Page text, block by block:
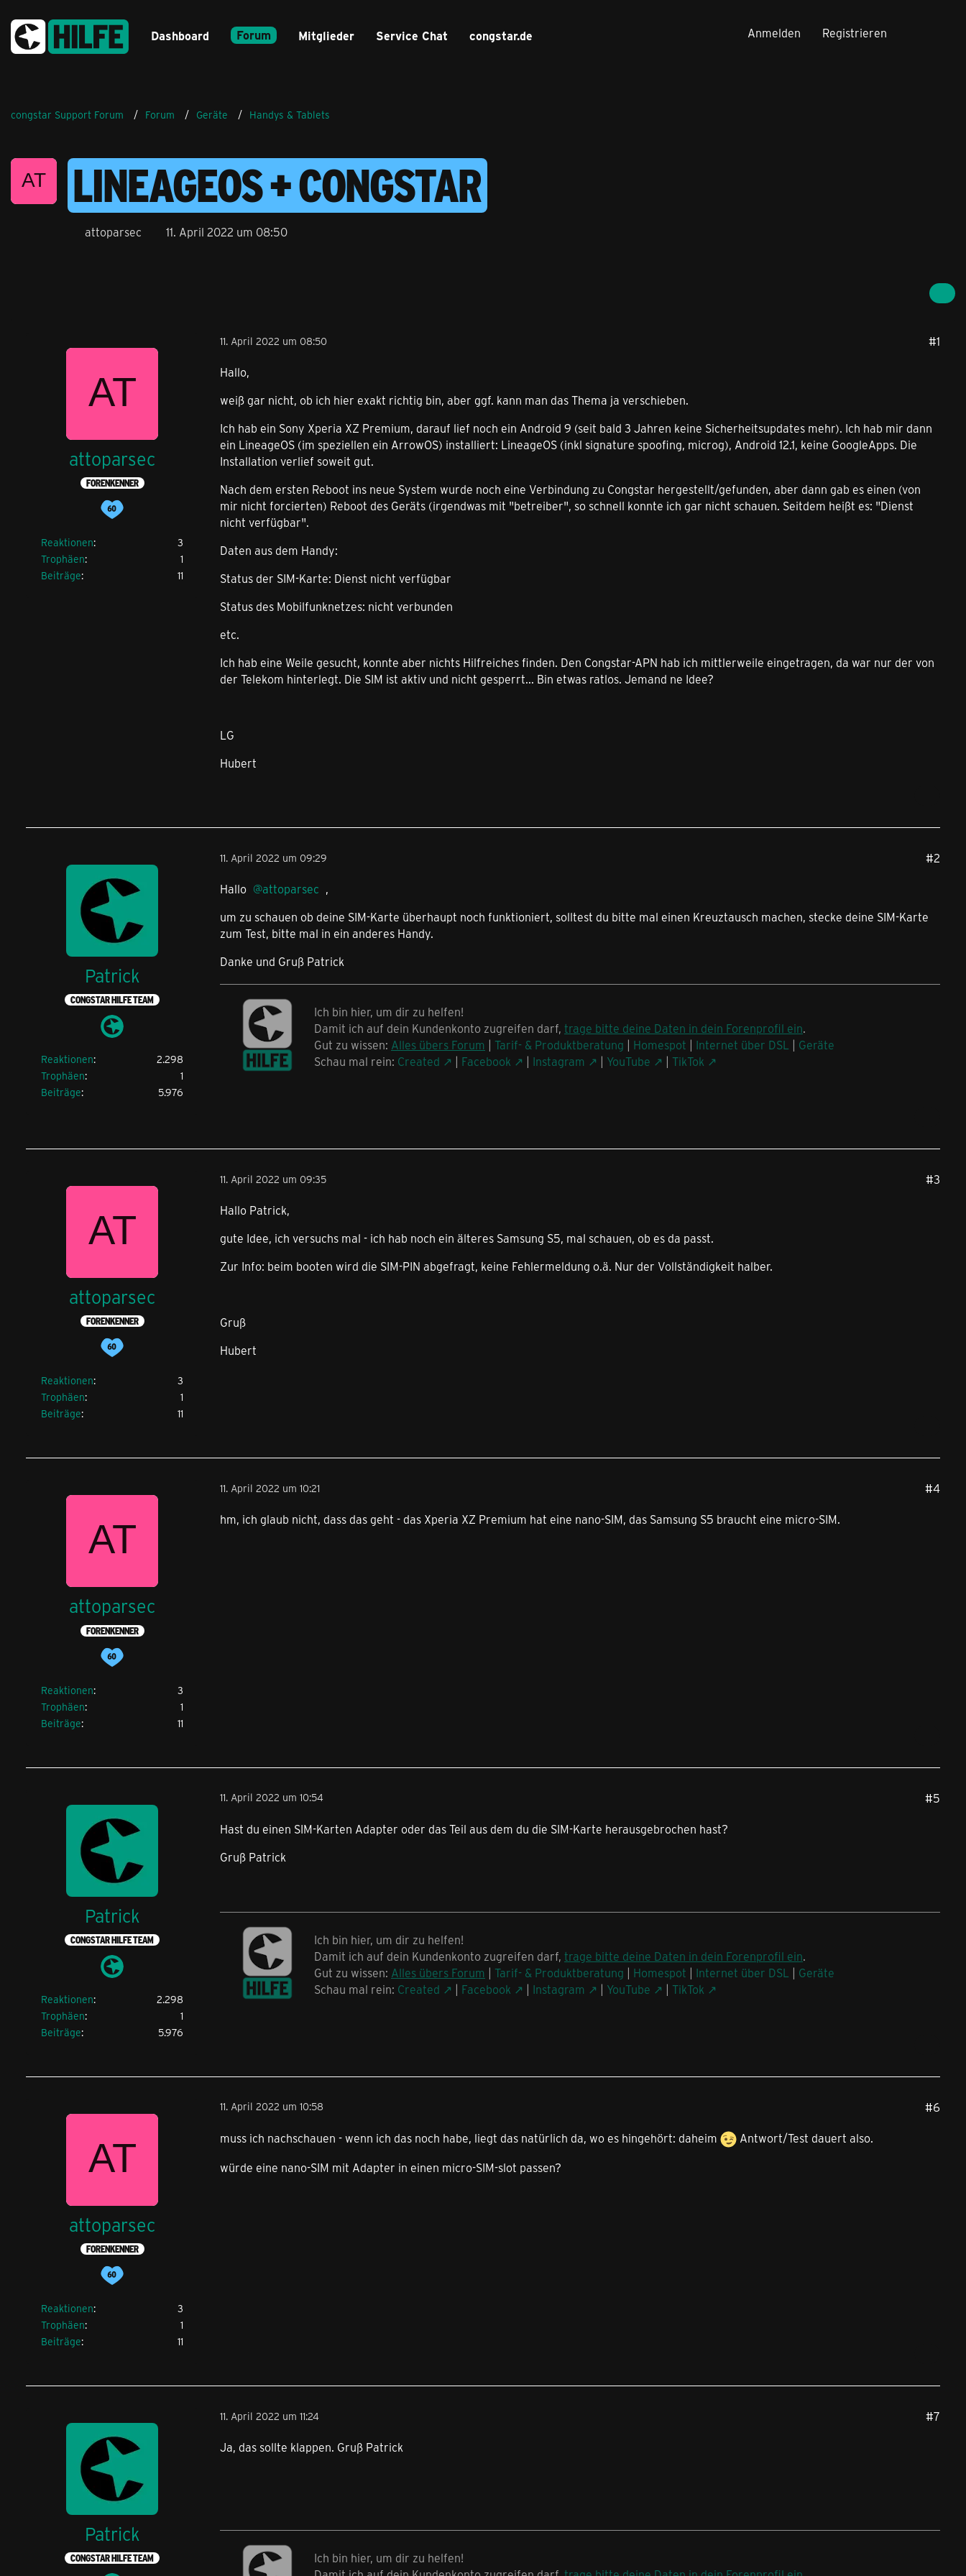
Dashboard Forum Mitglieder Service Chat congstar.de Anmelden Registrieren
congstar Support Forum Forum Geräte Handys & Tablets
LINEAGEOS + CONGSTAR
attoparsec 11. April 2022 um 08:50
attoparsec
FORENKENNER
Reaktionen
3
Trophäen
1
Beiträge
11
11. April 2022 um 08:50 #1
Hallo,
weiß gar nicht, ob ich hier exakt richtig bin, aber ggf. kann man das Thema ja verschieben.
Ich hab ein Sony Xperia XZ Premium, darauf lief noch ein Android 9 (seit bald 3 Jahren keine Sicherheitsupdates mehr). Ich hab mir dann
ein LineageOS (im speziellen ein ArrowOS) installiert: LineageOS (inkl signature spoofing, microg), Android 12.1, keine GoogleApps. Die
Installation verlief soweit gut.
Nach dem ersten Reboot ins neue System wurde noch eine Verbindung zu Congstar hergestellt/gefunden, aber dann gab es einen (von
mir nicht forcierten) Reboot des Geräts (irgendwas mit "betreiber", so schnell konnte ich gar nicht schauen. Seitdem heißt es: "Dienst
nicht verfügbar".
Daten aus dem Handy:
Status der SIM-Karte: Dienst nicht verfügbar
Status des Mobilfunknetzes: nicht verbunden
etc.
Ich hab eine Weile gesucht, konnte aber nichts Hilfreiches finden. Den Congstar-APN hab ich mittlerweile eingetragen, da war nur der von
der Telekom hinterlegt. Die SIM ist aktiv und nicht gesperrt... Bin etwas ratlos. Jemand ne Idee?
LG
Hubert
Patrick
CONGSTAR HILFE TEAM
Reaktionen
2.298
Trophäen
1
Beiträge
5.976
11. April 2022 um 09:29 #2
Hallo attoparsec ,
um zu schauen ob deine SIM-Karte überhaupt noch funktioniert, solltest du bitte mal einen Kreuztausch machen, stecke deine SIM-Karte
zum Test, bitte mal in ein anderes Handy.
Danke und Gruß Patrick
Ich bin hier, um dir zu helfen!
Damit ich auf dein Kundenkonto zugreifen darf, trage bitte deine Daten in dein Forenprofil ein.
Gut zu wissen: Alles übers Forum | Tarif- & Produktberatung | Homespot | Internet über DSL | Geräte
Schau mal rein: Created | Facebook | Instagram | YouTube | TikTok
attoparsec
FORENKENNER
Reaktionen
3
Trophäen
1
Beiträge
11
11. April 2022 um 09:35 #3
Hallo Patrick,
gute Idee, ich versuchs mal - ich hab noch ein älteres Samsung S5, mal schauen, ob es da passt.
Zur Info: beim booten wird die SIM-PIN abgefragt, keine Fehlermeldung o.ä. Nur der Vollständigkeit halber.
Gruß
Hubert
attoparsec
FORENKENNER
Reaktionen
3
Trophäen
1
Beiträge
11
11. April 2022 um 10:21 #4
hm, ich glaub nicht, dass das geht - das Xperia XZ Premium hat eine nano-SIM, das Samsung S5 braucht eine micro-SIM.
Patrick
CONGSTAR HILFE TEAM
Reaktionen
2.298
Trophäen
1
Beiträge
5.976
11. April 2022 um 10:54 #5
Hast du einen SIM-Karten Adapter oder das Teil aus dem du die SIM-Karte herausgebrochen hast?
Gruß Patrick
Ich bin hier, um dir zu helfen!
Damit ich auf dein Kundenkonto zugreifen darf, trage bitte deine Daten in dein Forenprofil ein.
Gut zu wissen: Alles übers Forum | Tarif- & Produktberatung | Homespot | Internet über DSL | Geräte
Schau mal rein: Created | Facebook | Instagram | YouTube | TikTok
attoparsec
FORENKENNER
Reaktionen
3
Trophäen
1
Beiträge
11
11. April 2022 um 10:58 #6
muss ich nachschauen - wenn ich das noch habe, liegt das natürlich da, wo es hingehört: daheim
Antwort/Test dauert also.
würde eine nano-SIM mit Adapter in einen micro-SIM-slot passen?
Patrick
CONGSTAR HILFE TEAM
11. April 2022 um 11:24 #7
Ja, das sollte klappen. Gruß Patrick
Ich bin hier, um dir zu helfen!